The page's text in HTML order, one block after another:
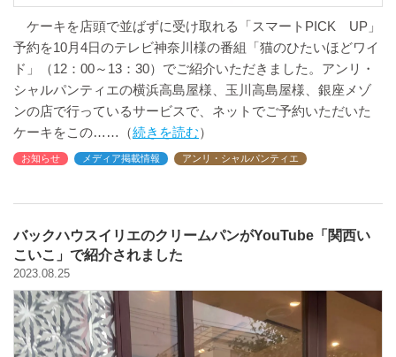
ケーキを店頭で並ばずに受け取れる「スマートPICK UP」
予約を10月4日のテレビ神奈川様の番組「猫のひたいほどワイ
ド」（12：00～13：30）でご紹介いただきました。アンリ・
シャルパンティエの横浜高島屋様、玉川高島屋様、銀座メゾ
ンの店で行っているサービスで、ネットでご予約いただいた
ケーキをこの
続きを読む
お知らせ メディア掲載情報 アンリ・シャルパンティエ
バックハウスイリエのクリームパンがYouTube「関西い
こいこ」で紹介されました
2023.08.25